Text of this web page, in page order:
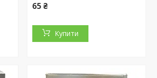
65 ₴
Купити